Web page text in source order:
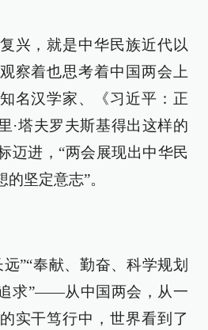
兴，就是中华民族近代以
察着也思考着中国两会上
名汉学家、《习近平：正
·塔夫罗夫斯基得出这样的
迈进，“两会展现出中华民
坚定意志”。
”“奉献、勤奋、科学规划
求”——从中国两会，从一
实干笃行中，世界看到了